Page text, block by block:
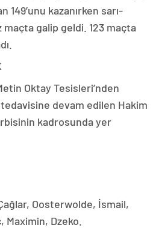
kazanırken sarı-
maçta galip geldi. 123 maçta
Oktay Tesisleri’nden
devam edilen Hakim
kadrosunda yer
Oosterwolde, İsmail,
Dzeko.